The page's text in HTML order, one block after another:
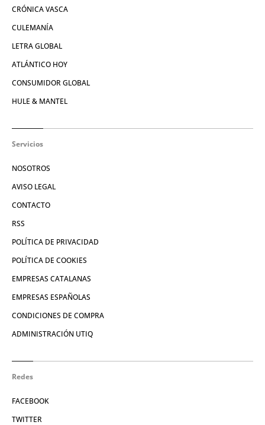
CRÓNICA VASCA
CULEMANÍA
LETRA GLOBAL
ATLÁNTICO HOY
CONSUMIDOR GLOBAL
HULE & MANTEL
Servicios
NOSOTROS
AVISO LEGAL
CONTACTO
RSS
POLÍTICA DE PRIVACIDAD
POLÍTICA DE COOKIES
EMPRESAS CATALANAS
EMPRESAS ESPAÑOLAS
CONDICIONES DE COMPRA
ADMINISTRACIÓN UTIQ
Redes
FACEBOOK
TWITTER